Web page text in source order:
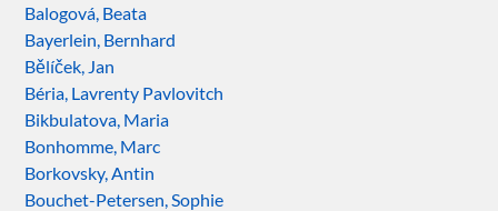
Balogová, Beata
Bayerlein, Bernhard
Bělíček, Jan
Béria, Lavrenty Pavlovitch
Bikbulatova, Maria
Bonhomme, Marc
Borkovsky, Antin
Bouchet-Petersen, Sophie